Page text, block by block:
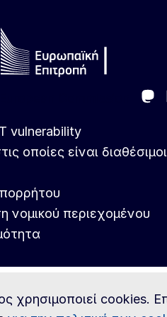
χρησιμοποιεί cookies.
vulnerability
οποίες είναι
νομικού περιεχομένου